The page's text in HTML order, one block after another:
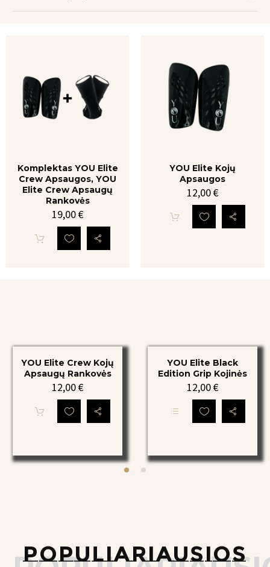
Elite
Crew
Apsaugos,
Apsaugų
Rankovės
Komplektas YOU Elite
Crew Apsaugos, YOU
Elite Crew Apsaugų
Rankovės
19,00€
Elite
Kojų
Apsaugos
YOU Elite Kojų
Apsaugos
12,00€
Elite
Crew
Kojų
Apsaugų
YOU Elite Crew Kojų
Apsaugų Rankovės
12,00€
Elite
Black
Edition
Grip
YOU Elite Black
Edition Grip Kojinės
12,00€
keletą
variantų.
POPULIARIAUSIOS